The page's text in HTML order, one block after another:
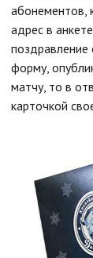
абонементов,
адрес в
поздравление
форму,
матчу, то в
карточкой